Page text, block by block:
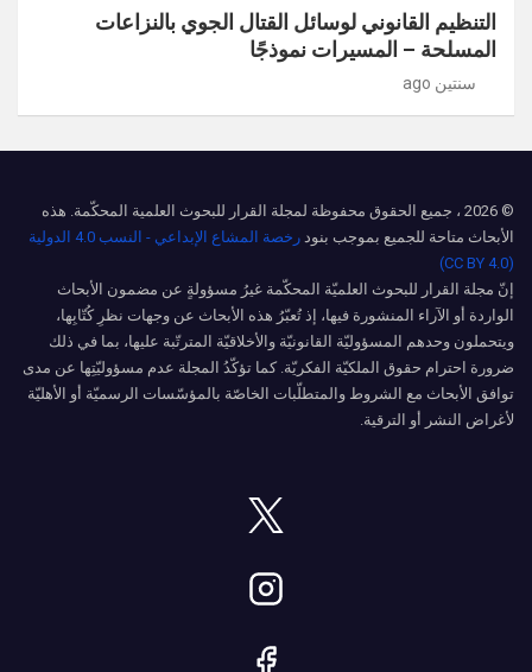
التنظيم القانوني لوسائل القتال الجوي بالنزاعات
المسلحة – المسيرات نموذجًا
سنتين ago
© 2026 ، جميع الحقوق محفوظة لمجلة القرار للبحوث العلمية المحكّمة. هذه
الأبحاث متاحة للجميع بموجب بنود
رخصة المشاع الإبداعي - النسب 4.0 الدولية
(CC BY 4.0)
إنّ مجلة القرار للبحوث العلميّة المحكّمة غيرُ مسؤولةٍ عن مضمون الأبحاث
الواردة أو الآراء المنشورة فيها، إذ تُعبّرُ هذه الأبحاث عن وجهات نظرِ كُتّابِها،
ويتحملون وحدهم المسؤوليّة القانونيّة والأخلاقيّة المترتّبة عليها، بما في ذلك
ضرورة احترام حقوق الملكيّة الفكريّة. كما تؤكّدُ المجلة عدم مسؤوليّتِها عن مدى
توافق الأبحاث مع الشروط والمتطلّبات الخاصّة بالمؤسّسات الرسميّة أو الأهليّة
لأغراض النشر أو الترقية.